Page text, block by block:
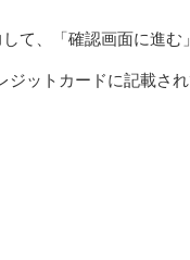
て、「確認画面に進む
ジットカードに記載さ